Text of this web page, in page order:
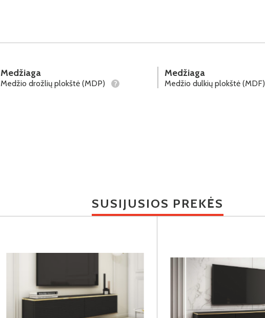
Medžiaga
Medžio drožlių plokštė (MDP) ?
Medžiaga
Medžio dulkių plokštė (MDF)
SUSIJUSIOS PREKĖS